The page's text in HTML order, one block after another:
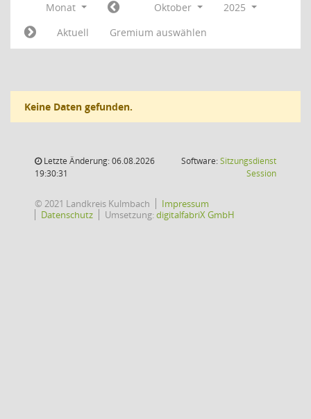
Monat Oktober
2025
Aktuell
Gremium auswählen
Keine Daten gefunden.
Letzte Änderung: 06.08.2026
19:30:31
Software:Sitzungsdienst
Session(Wird in
© 2021 Landkreis Kulmbach
Impressum
Datenschutz
Umsetzung:digitalfabriX GmbH